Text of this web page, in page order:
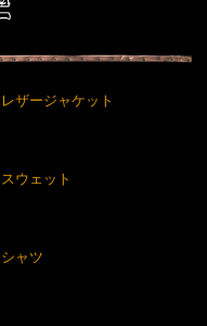
レザージャケット
スウェット
シャツ